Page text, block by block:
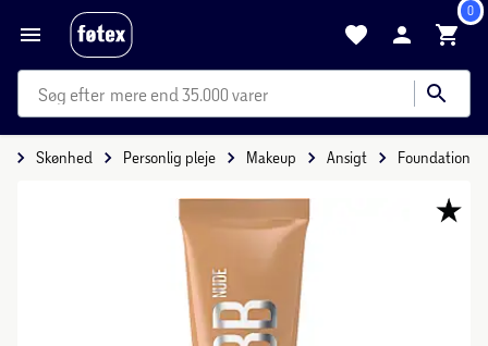
0
mere end 35.000 varer
Skønhed Personlig pleje Makeup Ansigt Foundation